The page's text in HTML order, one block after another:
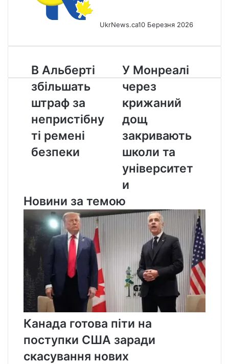
UkrNews.ca10 Березня 2026
В
Альберті
збільшать
штраф
за
непристібнуті
ремені
безпеки
В Альберті
збільшать
штраф за
непристібну
ті ремені
безпеки
У
Монреалі
через
крижаний
дощ
закривають
та
університети
У Монреалі
через
крижаний
дощ
закривають
школи та
університет
и
Новини за темою
Канада готова піти на
поступки США заради
скасування нових